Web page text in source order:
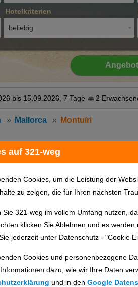
auf 321-weg
Cookies, um die Leistung der
zu zeigen, die für Ihren nächsten
Sie 321-weg im vollem Umfang nutzen,
klicken SieAblehnen und es werden
jederzeit unter Datenschutz - "Cookie
Cookies und personenbezogene
dazu, wie wir Ihre Daten
und in den Google
Hotelkriterien
beliebig
bis 15.09.2026, 7 Tage 2
Mallorca Montuïri
Hotels auf Karte
günstigster Preis
Es Figueral
Ort:
Montuïri